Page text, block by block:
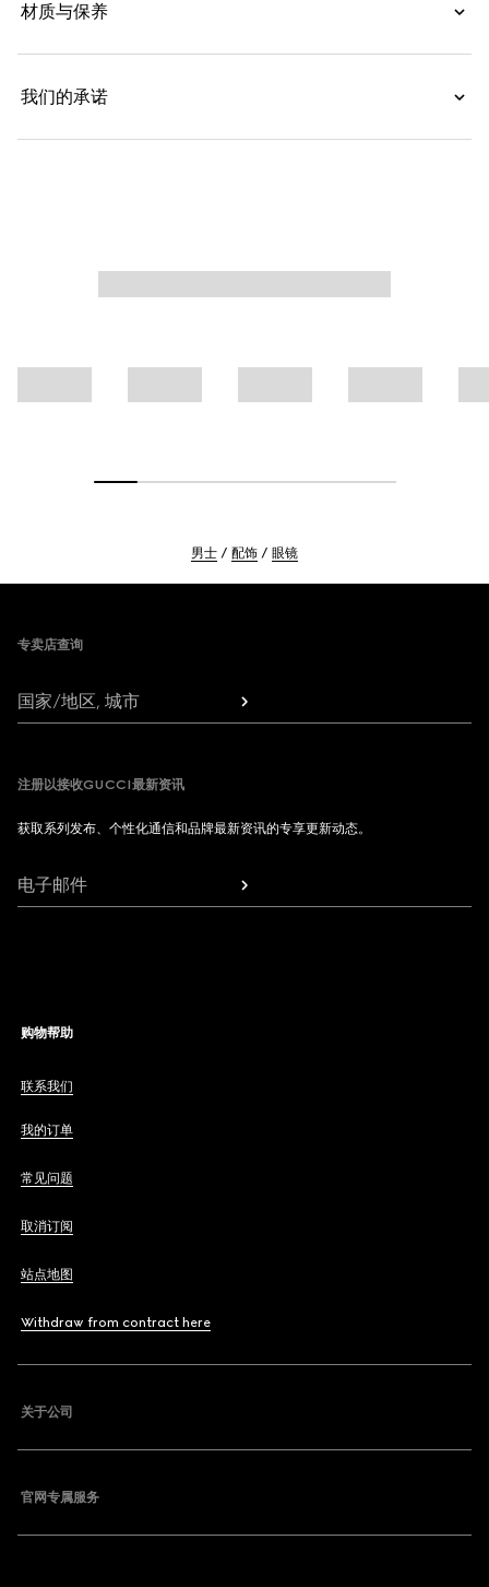
材质与保养
我们的承诺
男士 配饰 眼镜
专卖店查询
国家/地区, 城市
注册以接收GUCCI最新资讯
获取系列发布、个性化通信和品牌最新资讯的专享更新动态。
电子邮件
购物帮助
联系我们
我的订单
常见问题
取消订阅
站点地图
Withdraw from contract here
关于公司
官网专属服务